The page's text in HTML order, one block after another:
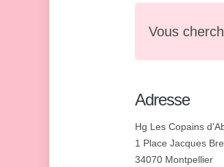
Vous
Adresse
Hg Les Copains
1 Place Jacques
34070 Montpellier